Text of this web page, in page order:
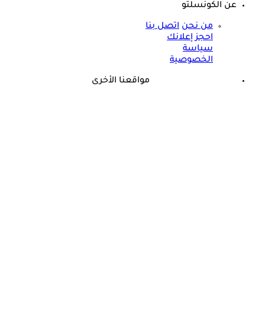
عن الكونسلتو
من نحن اتصل بنا
احجز إعلانك
سياسة
الخصوصية
مواقعنا الأخرى